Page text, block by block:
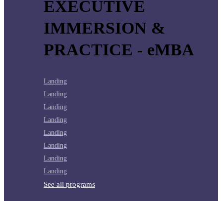
EXECUTIVE
IMMERSION &
PRACTICE - eMBA
Landing
Landing
Landing
Landing
Landing
Landing
Landing
Landing
See all programs